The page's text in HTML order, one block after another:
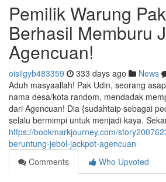
Pemilik Warung
Berhasil Memburu
Agencuan!
oisilgyb483359 333 days ago News
Aduh masyaallah! Pak Udin, seorang
nama desa/kota random, mendadak
dari Agencuan! Dia {sudahtaip sebagai
selalu bermimpi untuk menjadi kaya.
https://bookmarkjourney.com/
beruntung-jebol-jackpot-agencuan
Comments
Who Upvoted